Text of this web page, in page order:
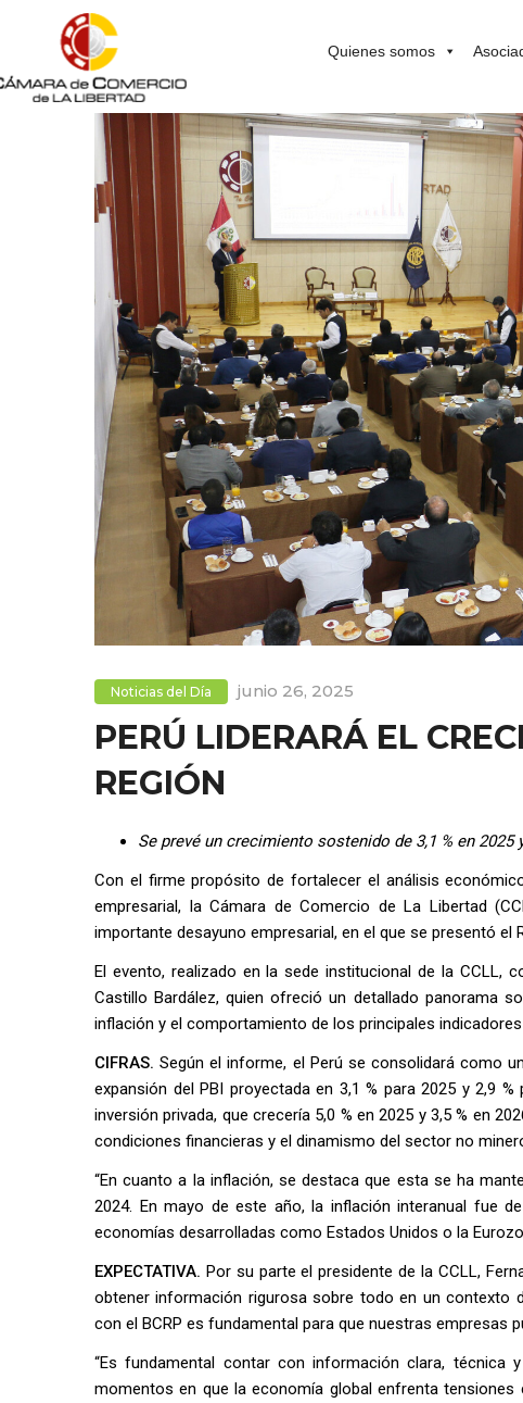
Quienes somos
Noticias del Día junio 26, 2025
PERÚ LIDERARÁ EL
REGIÓN
Se prevé un crecimiento sostenido de 3,1 % en 2025
Con el firme propósito de fortalecer el análisis
empresarial, la Cámara de Comercio de La Libertad
importante desayuno empresarial, en el que se presentó el
El evento, realizado en la sede institucional de la CCLL,
Castillo Bardález, quien ofreció un detallado panorama
inflación y el comportamiento de los principales
CIFRAS. Según el informe, el Perú se consolidará como
expansión del PBI proyectada en 3,1 % para 2025 y 2,9
inversión privada, que crecería 5,0 % en 2025 y 3,5 % en
condiciones financieras y el dinamismo del sector no
“En cuanto a la inflación, se destaca que esta se ha
2024. En mayo de este año, la inflación interanual fue
economías desarrolladas como Estados Unidos o la
EXPECTATIVA. Por su parte el presidente de la CCLL,
obtener información rigurosa sobre todo en un contexto
con el BCRP es fundamental para que nuestras
“Es fundamental contar con información clara, técnica
momentos en que la economía global enfrenta